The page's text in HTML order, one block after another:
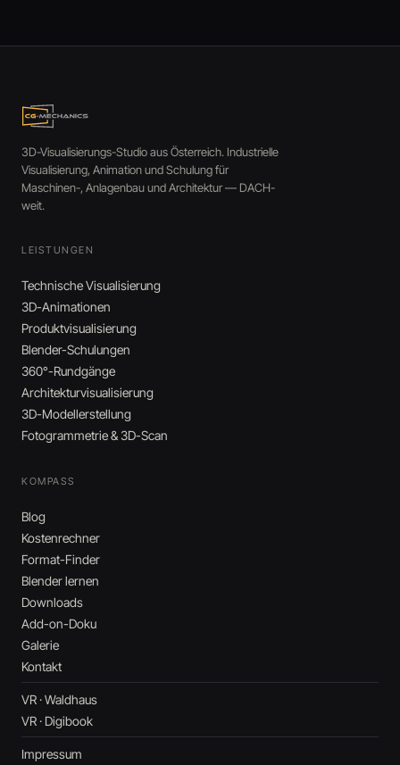
3D-Visualisierungs-Studio aus Österreich. Industrielle
Visualisierung, Animation und Schulung für
Maschinen-, Anlagenbau und Architektur — DACH-
weit.
LEISTUNGEN
Technische Visualisierung
3D-Animationen
Produktvisualisierung
Blender-Schulungen
360°-Rundgänge
Architekturvisualisierung
3D-Modellerstellung
Fotogrammetrie & 3D-Scan
KOMPASS
Blog
Kostenrechner
Format-Finder
Blender lernen
Downloads
Add-on-Doku
Galerie
Kontakt
VR · Waldhaus
VR · Digibook
Impressum